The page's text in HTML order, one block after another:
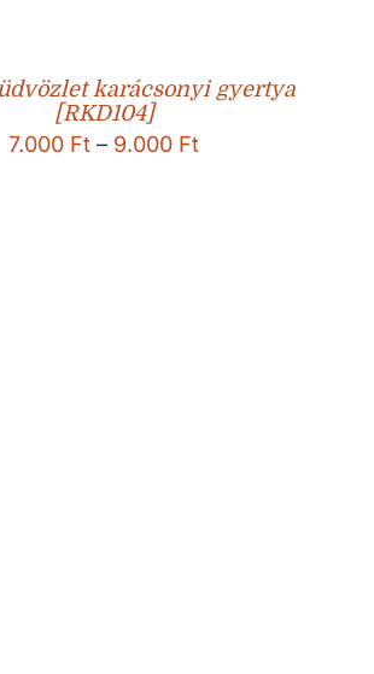
karácsonyi gyertya
[RKD104]
7.000 Ft – 9.000 FtÁrtartomány: